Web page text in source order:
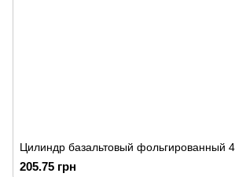
Цилиндр базальтовый фольгированный
205.75 грн